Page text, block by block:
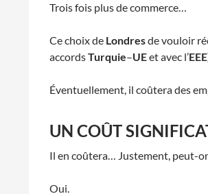
Trois fois plus de commerce…
Ce choix de Londresde vouloir
accordsTurquie–UEet avec l’EEE
Éventuellement, il coûtera des
UN COÛT
Il en coûtera… Justement, peut-
Oui.